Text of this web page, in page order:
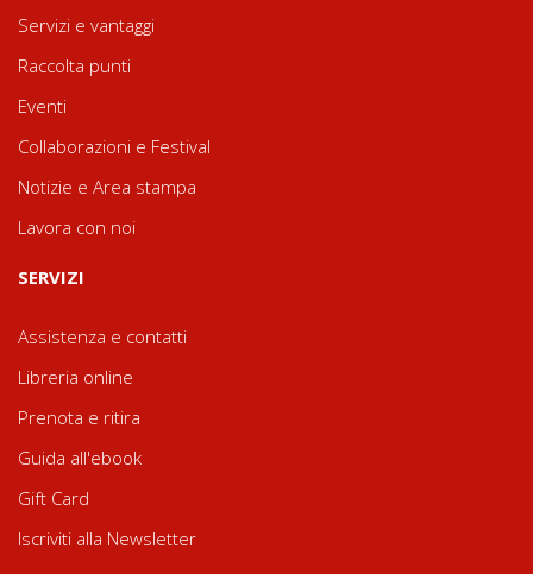
Servizi e vantaggi
Raccolta punti
Eventi
Collaborazioni e Festival
Notizie e Area stampa
Lavora con noi
SERVIZI
Assistenza e contatti
Libreria online
Prenota e ritira
Guida all'ebook
Gift Card
Iscriviti alla Newsletter